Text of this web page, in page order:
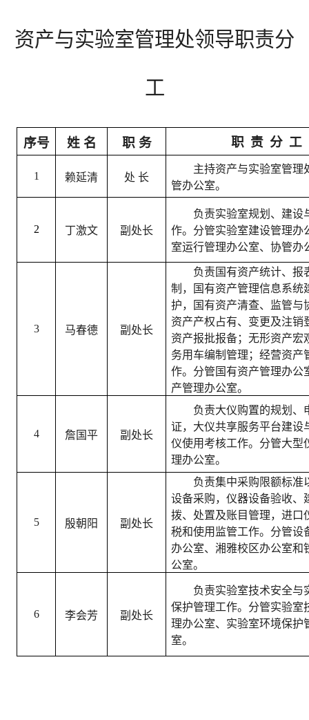
资产与实验室管理处领导职责分
工
序号 姓 名 职 务 职 责 分 工
1 赖延清 处 长
主持资产与实验室管理
管办公室。
2 丁激文 副处长
负责实验室规划、建设
作。分管实验室建设管理办
室运行管理办公室、协管办
3 马春德 副处长
负责国有资产统计、报
制，国有资产管理信息系统
护，国有资产清查、监管与
资产产权占有、变更及注销
资产报批报备；无形资产宏
务用车编制管理；经营资产
作。分管国有资产管理办公
产管理办公室。
4 詹国平 副处长
负责大仪购置的规划、
证，大仪共享服务平台建设
仪使用考核工作。分管大型
理办公室。
5 殷朝阳 副处长
负责集中采购限额标准
设备采购，仪器设备验收、
拨、处置及账目管理，进口
税和使用监管工作。分管设
办公室、湘雅校区办公室和
公室。
6 李会芳 副处长
负责实验室技术安全与
保护管理工作。 分管实验室
理办公室、实验室环境保护
室。